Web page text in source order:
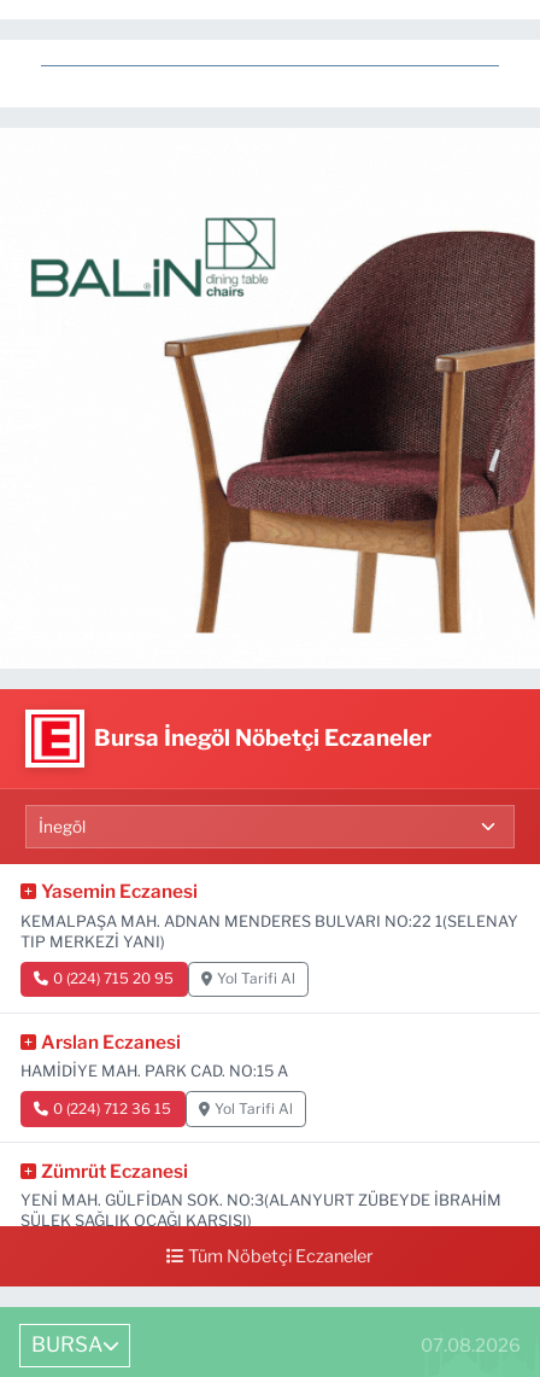
Bursa İnegöl Nöbetçi Eczaneler
Yasemin Eczanesi
KEMALPAŞA MAH. ADNAN MENDERES BULVARI NO:22 1(SELENAY
TIP MERKEZİ YANI)
0 (224) 715 20 95 Yol Tarifi Al
Arslan Eczanesi
HAMİDİYE MAH. PARK CAD. NO:15 A
0 (224) 712 36 15 Yol Tarifi Al
Zümrüt Eczanesi
YENİ MAH. GÜLFİDAN SOK. NO:3(ALANYURT ZÜBEYDE İBRAHİM
SÜLEK SAĞLIK OCAĞI KARŞISI)
0 (531) 239 44 04 Yol Tarifi Al
Tüm Nöbetçi Eczaneler
BURSA 07.08.2026